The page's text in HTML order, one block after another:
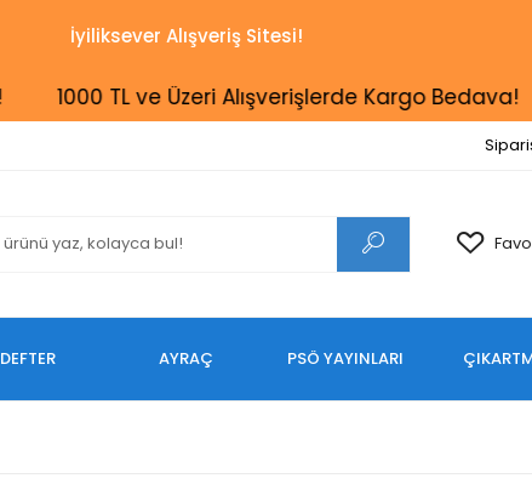
İyiliksever Alışveriş Sitesi!
1000 TL ve Üzeri Alışverişlerde Kargo Bedava!
DEFTER AYRAÇ PSÖ YAYINLARI